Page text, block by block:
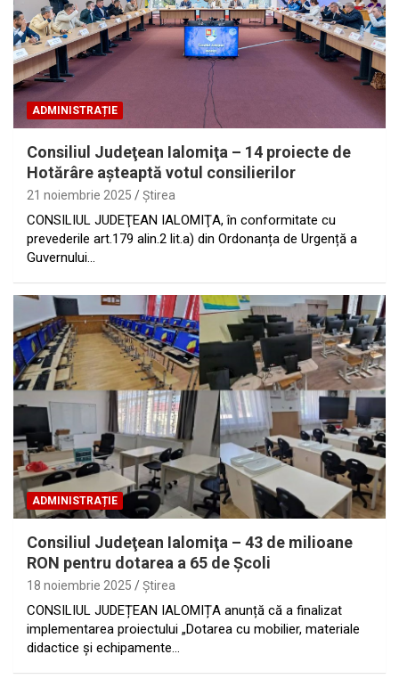
ADMINISTRAȚIE
Consiliul Judeţean Ialomiţa – 14 proiecte de
Hotărâre aşteaptă votul consilierilor
21 noiembrie 2025 Ştirea
CONSILIUL JUDEŢEAN IALOMIŢA, în conformitate cu
prevederile art.179 alin.2 lit.a) din Ordonanța de Urgență a
Guvernului…
ADMINISTRAȚIE
Consiliul Judeţean Ialomiţa – 43 de milioane
RON pentru dotarea a 65 de Şcoli
18 noiembrie 2025 Ştirea
CONSILIUL JUDEȚEAN IALOMIȚA anunță că a finalizat
implementarea proiectului „Dotarea cu mobilier, materiale
didactice și echipamente…